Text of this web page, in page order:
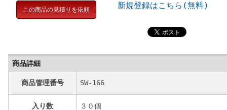
この商品の見積りを依頼 新規登録はこちら(無料)
商品詳細
商品管理番号 SW-166
入り数 ３０個